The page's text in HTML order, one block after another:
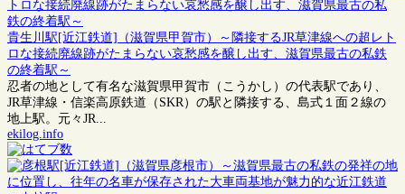
貴生川駅[近江鉄道]（滋賀県甲賀市）～隣接するJR草津線への超レト
ロな接続廃線跡がたまらない哀愁感を醸し出す、滋賀県最古の私鉄
の終着駅～
忍者の地として有名な滋賀県甲賀市（こうかし）の代表駅であり、
JR草津線・信楽高原鉄道（SKR）の駅と隣接する、島式１面２線の
地上駅。元々JR...
ekilog.info